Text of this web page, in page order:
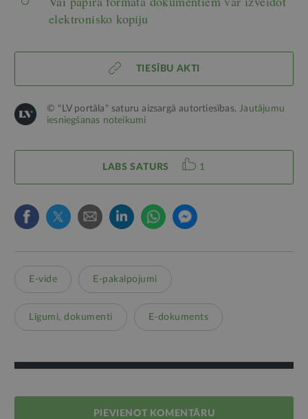
elektronisko kopiju
TIESĪBU AKTI
© "LV portāla" saturu aizsargā autortiesības.Jautājumu
iesniegšanas noteikumi
LABS SATURS 1
E-vide E-pakalpojumi
Līgumi, dokumenti E-dokuments
PIEVIENOT KOMENTĀRU